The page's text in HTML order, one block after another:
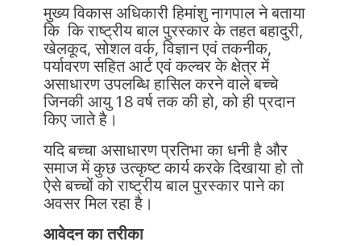
मुख्य विकास अधिकारी हिमांशु नागपाल ने बताया
कि कि राष्ट्रीय बाल पुरस्कार के तहत बहादुरी,
खेलकूद, सोशल वर्क, विज्ञान एवं तकनीक,
पर्यावरण सहित आर्ट एवं कल्चर के क्षेत्र में
असाधारण उपलब्धि हासिल करने वाले बच्चे
जिनकी आयु 18 वर्ष तक की हो, को ही प्रदान
किए जाते है।
यदि बच्चा असाधारण प्रतिभा का धनी है और
समाज में कुछ उत्कृष्ट कार्य करके दिखाया हो तो
ऐसे बच्चों को राष्ट्रीय बाल पुरस्कार पाने का
अवसर मिल रहा है।
आवेदन का तरीका